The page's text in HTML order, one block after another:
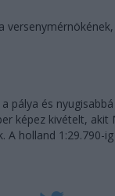
pálya és
képez kivételt, akit
A holland 1:29.790-